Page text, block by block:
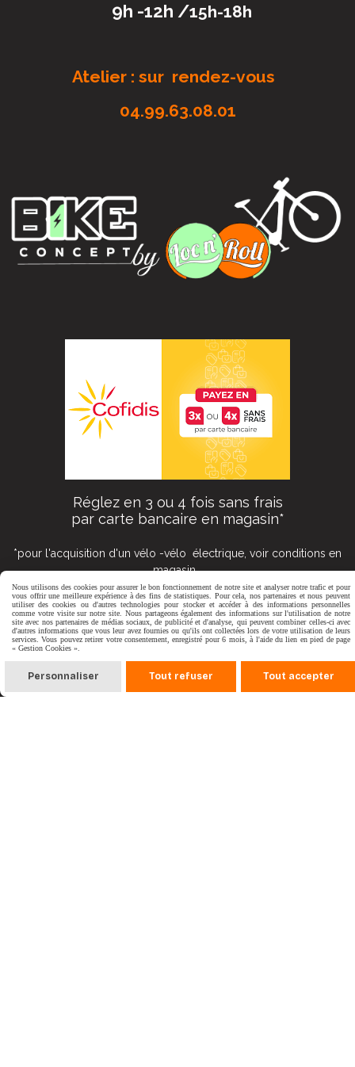
9h -12h /15h-18h
Atelier : sur rendez-vous
04.99.63.08.01
Réglez en 3 ou 4 fois sans frais
par carte bancaire en magasin*
*pour l'acquisition d'un vélo -vélo électrique, voir conditions en
magasin
Formulaire
Nous utilisons des cookies pour assurer le bon fonctionnement de notre site et analyser notre trafic et pour
vous offrir une meilleure expérience à des fins de statistiques. Pour cela, nos partenaires et nous peuvent
utiliser des cookies ou d'autres technologies pour stocker et accéder à des informations personnelles
comme votre visite sur notre site. Nous partageons également des informations sur l'utilisation de notre
site avec nos partenaires de médias sociaux, de publicité et d'analyse, qui peuvent combiner celles-ci avec
d'autres informations que vous leur avez fournies ou qu'ils ont collectées lors de votre utilisation de leurs
services. Vous pouvez retirer votre consentement, enregistré pour 6 mois, à l'aide du lien en pied de page
« Gestion Cookies ».
Personnaliser Tout refuser Tout accepter